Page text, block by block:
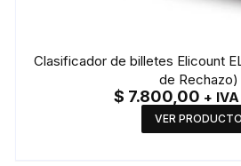
Clasificador de billetes Elicount
de Rechazo)
$ 7.800,00 +
VER PRODUCTO